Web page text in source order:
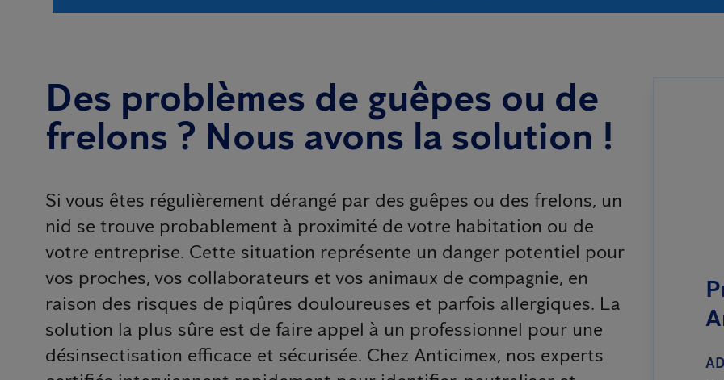
Des problèmes de guêpes ou de
frelons ? Nous avons la solution !
Si vous êtes régulièrement dérangé par des guêpes ou des frelons, un
nid se trouve probablement à proximité de votre habitation ou de
votre entreprise. Cette situation représente un danger potentiel pour
vos proches, vos collaborateurs et vos animaux de compagnie, en
raison des risques de piqûres douloureuses et parfois allergiques. La
solution la plus sûre est de faire appel à un professionnel pour une
désinsectisation efficace et sécurisée. Chez Anticimex, nos experts